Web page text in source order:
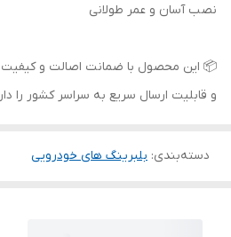
نصب آسان و عمر طولانی
📦 این محصول با ضمانت اصالت و
و قابلیت ارسال سریع به سراسر کشور را
دسته‌بندی: بلبرینگ های خودرویی